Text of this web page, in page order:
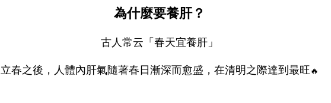
為什麼要養肝？
古人常云「春天宜養肝」
立春之後，人體內肝氣隨著春日漸深而愈盛，在清明之際達到最旺🔥